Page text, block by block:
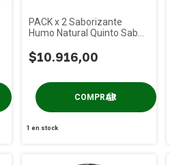
PACK x 2 Saborizante
Humo Natural Quinto Sabor
$10.916,00
1 en stock